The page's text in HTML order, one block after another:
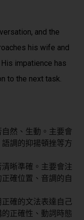
and the
his wife and
impatience has
to the next task.
然、生動。主要會
調的抑揚頓挫等方
晰準確。主要會注
確位置、音調的自
確的文法表達自己
正確性、動詞時態